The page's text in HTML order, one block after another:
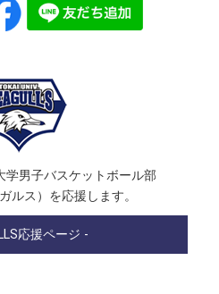
学男子バスケットボール部
ルス）を応援します。
応援ページ -